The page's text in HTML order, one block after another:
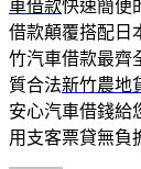
車借款快速簡便
借款顛覆搭配日
竹汽車借款最齊
質合法新竹農地
安心汽車借錢給
用支客票貸無負